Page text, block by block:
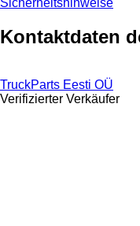
Kontaktdaten
TruckParts Eesti OÜ
Verifizierter Verkäufer